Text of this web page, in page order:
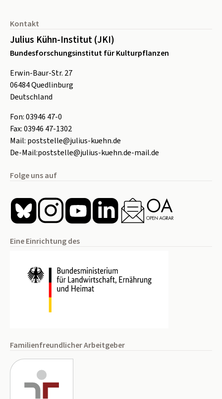
Kontakt
Julius Kühn-Institut (JKI)
Bundesforschungsinstitut für Kulturpflanzen
Erwin-Baur-Str. 27
06484Quedlinburg
Deutschland
Fon:03946 47-0
Fax:03946 47-1302
Mail: poststelle@julius-kuehn.de
De-Mail:poststelle@julius-kuehn.de-mail.de
Folge uns auf
Eine Einrichtung des
Familienfreundlicher Arbeitgeber